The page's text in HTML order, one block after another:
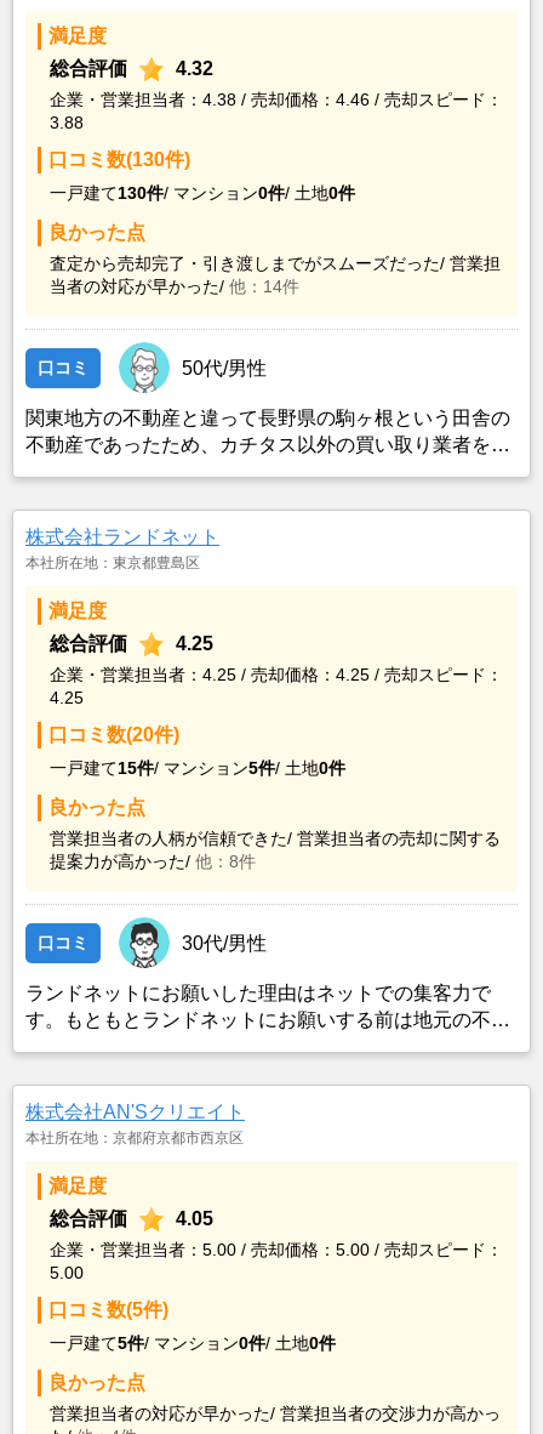
満足度
総合評価
4.32
企業・営業担当者：4.38 / 売却価格：4.46 / 売却スピード：
3.88
口コミ数(130件)
一戸建て130件/ マンション0件/ 土地0件
良かった点
査定から売却完了・引き渡しまでがスムーズだった/ 営業担
当者の対応が早かった/ 他：14件
口コミ 50代/男性
関東地方の不動産と違って長野県の駒ヶ根という田舎の
不動産であったため、カチタス以外の買い取り業者をみ
も空き家の状態で不動産を残しておけないと考えて売却
を決めた。
株式会社ランドネット
本社所在地：東京都豊島区
満足度
総合評価
4.25
企業・営業担当者：4.25 / 売却価格：4.25 / 売却スピード：
4.25
口コミ数(20件)
一戸建て15件/ マンション5件/ 土地0件
良かった点
営業担当者の人柄が信頼できた/ 営業担当者の売却に関する
提案力が高かった/ 他：8件
口コミ 30代/男性
ランドネットにお願いした理由はネットでの集客力で
す。もともとランドネットにお願いする前は地元の不動
動産屋では取り扱ってもらえませんでした。そこでそれ
までに取引があり、全国対応しているランドネットにお
株式会社AN'Sクリエイト
本社所在地：京都府京都市西京区
満足度
総合評価
4.05
企業・営業担当者：5.00 / 売却価格：5.00 / 売却スピード：
5.00
口コミ数(5件)
一戸建て5件/ マンション0件/ 土地0件
良かった点
営業担当者の対応が早かった/ 営業担当者の交渉力が高かっ